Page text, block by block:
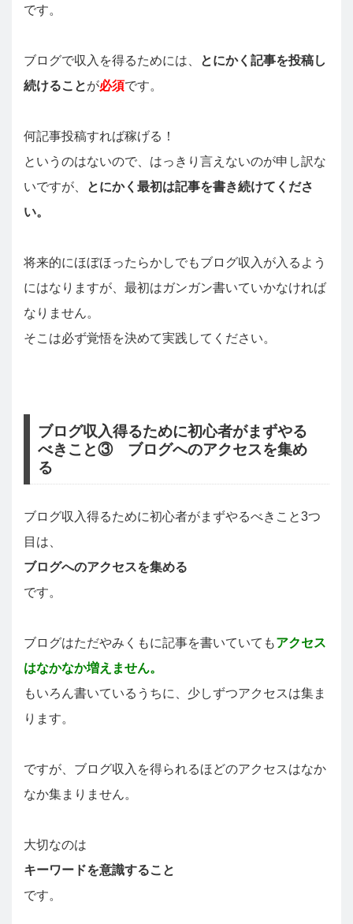
です。
ブログで収入を得るためには、
とにかく記事を投稿し
続けることが必須です。
何記事投稿すれば稼げる！
というのはないので、はっきり言えないのが申し訳な
いですが、
とにかく最初は記事を書き続けてくださ
い。
将来的にほぼほったらかしでもブログ収入が入るよう
にはなりますが、最初はガンガン書いていかなければ
なりません。
そこは必ず覚悟を決めて実践してください。
ブログ収入得るために初心者がまずやる
べきこと③ ブログへのアクセスを集め
る
ブログ収入得るために初心者がまずやるべきこと3つ
目は、
ブログへのアクセスを集める
です。
ブログはただやみくもに記事を書いていてもアクセス
はなかなか増えません。
もいろん書いているうちに、少しずつアクセスは集ま
ります。
ですが、ブログ収入を得られるほどのアクセスはなか
なか集まりません。
大切なのは
キーワードを意識すること
です。